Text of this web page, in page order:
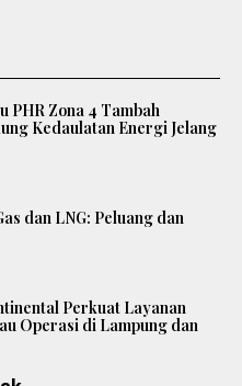
PHR Zona 4 Tambah
Kedaulatan Energi Jelang
dan LNG: Peluang dan
Perkuat Layanan
Operasi di Lampung dan